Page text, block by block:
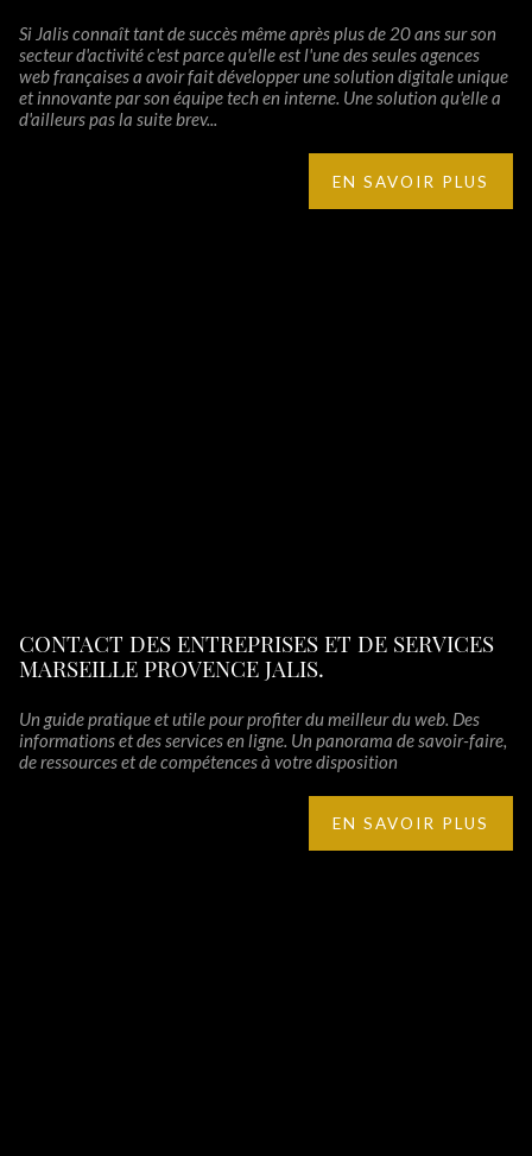
Si Jalis connaît tant de succès même après plus de 20 ans sur son
secteur d'activité c'est parce qu'elle est l'une des seules agences
web françaises a avoir fait développer une solution digitale unique
et innovante par son équipe tech en interne. Une solution qu'elle a
d'ailleurs pas la suite brev...
EN SAVOIR PLUS
CONTACT DES ENTREPRISES ET DE SERVICES
MARSEILLE PROVENCE JALIS.
Un guide pratique et utile pour profiter du meilleur du web. Des
informations et des services en ligne. Un panorama de savoir-faire,
de ressources et de compétences à votre disposition
EN SAVOIR PLUS